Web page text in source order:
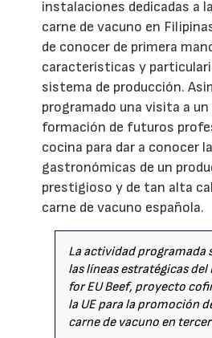
instalaciones dedicadas a
carne de vacuno en
de conocer de primera
características y
sistema de producción.
programado una visita a
formación de futuros
cocina para dar a conocer
gastronómicas de un
prestigioso y de tan alta
carne de vacuno española.
La actividad programada
las líneas estratégicas del
for EU Beef, proyecto
la UE para la promoción
carne de vacuno en